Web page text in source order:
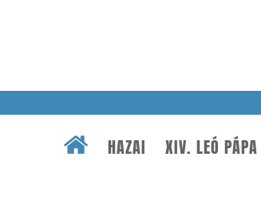
HAZAI XIV. LEÓ PÁPA